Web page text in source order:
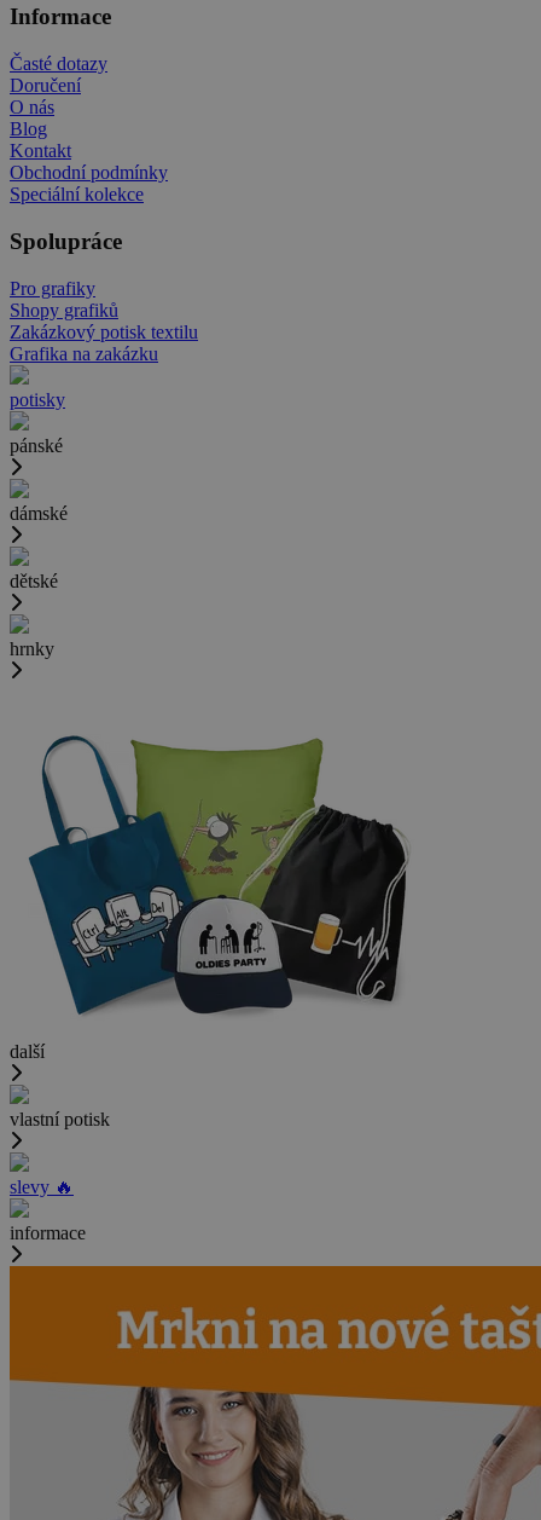
Informace
Časté dotazy
Doručení
O nás
Blog
Kontakt
Obchodní podmínky
Speciální kolekce
Spolupráce
Pro grafiky
Shopy grafiků
Zakázkový potisk textilu
Grafika na zakázku
potisky
pánské
dámské
dětské
hrnky
další
vlastní potisk
slevy 🔥
informace